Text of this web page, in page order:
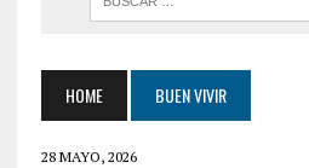
HOME BUEN VIVIR
28 MAYO, 2026